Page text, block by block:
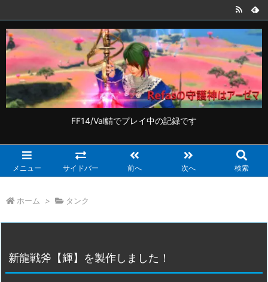
FF14/Val鯖でプレイ中の記録です
メニュー サイドバー 前へ 次へ 検索
ホーム > タンク
新龍戦斧【輝】を製作しました！